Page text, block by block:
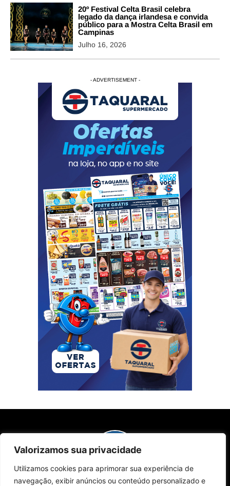
Valorizamos sua privacidade
Utilizamos cookies para aprimorar sua experiência de
navegação, exibir anúncios ou conteúdo personalizado e
20º Festival Celta Brasil celebra
legado da dança irlandesa e convida
público para a Mostra Celta Brasil em
Campinas
Julho 16, 2026
- ADVERTISEMENT -
Sobre NósEdições da RevistaComo AnunciarContato